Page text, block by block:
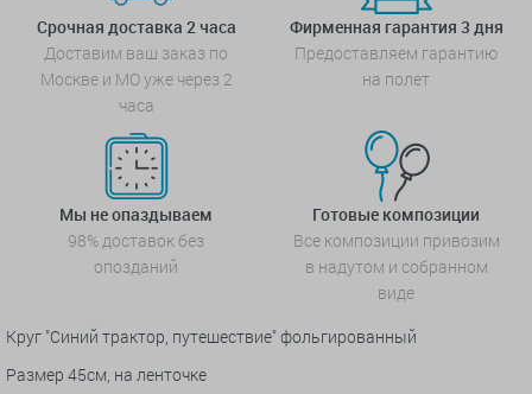
Срочная доставка 2 часа
Доставим ваш заказ по
Москве и МО уже через 2
часа
Фирменная гарантия 3 дня
Предоставляем гарантию
на полет
Мы не опаздываем
98% доставок без
опозданий
Готовые композиции
Все композиции привозим
в надутом и собранном
виде
Круг "Синий трактор, путешествие" фольгированный
Размер 45см, на ленточке